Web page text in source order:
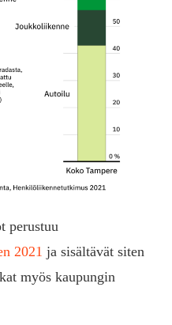
perustuu
2021 ja sisältävät siten
myös kaupungin